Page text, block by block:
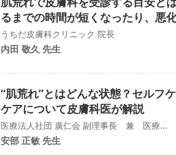
るまでの時間が短くなったり、悪
うちだ皮膚科クリニック 院長
内田 敬久 先生
“肌荒れ”とはどんな状態？セルフ
ケアについて皮膚科医が解説
医療法人社団 廣仁会 副理事長 兼 医療...
安部 正敏 先生